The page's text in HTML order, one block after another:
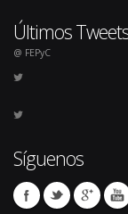
Últimos
@ FEPyC
Síguenos